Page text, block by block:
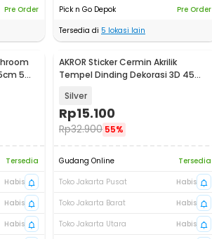
Pre Order
Pick n Go Depok
Pre Order
Tersedia di 5 lokasi lain
5
Tersedia
Habis
Habis
Habis
AKROR Sticker Cermin Akrilik
Tempel Dinding Dekorasi 3D 45
Silver
Rp15.100
Rp32.900 55%
Gudang Online
Tersedia
Toko Jakarta Pusat
Habis
Toko Jakarta Barat
Habis
Toko Jakarta Utara
Habis